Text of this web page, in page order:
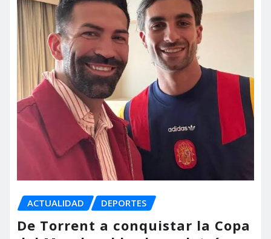
ACTUALIDAD DEPORTES
De Torrent a conquistar la Copa